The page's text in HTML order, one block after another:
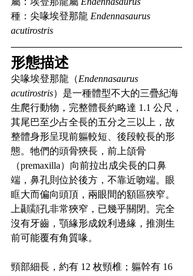
種：尖喙埃登那龍 Endennasaurus
acutirostris
形態描述
尖喙埃登那龍（Endennasaurus
acutirostris）是一種體型不大的三疊紀海
生爬行動物，完整體長約略達 1.1 公尺，
其尾巴至少占全長的五分之三以上，故
整體身形呈現前軀較短、後段較長的形
態。牠們的頭骨狹長，前上頜骨
（premaxilla）向前拉出成尖長的口鼻
端，鼻孔則位於後方，不靠近吻端。眼
眶大而偏向頭頂，兩眼間的額區狹窄。
上顳顬孔非常狹窄，已幾乎關閉。完全
沒有牙齒，顎緣形成銳利邊緣，推測生
前可能覆有角質喙。
頸部細長，約有 12 枚頸椎；軀幹有 16